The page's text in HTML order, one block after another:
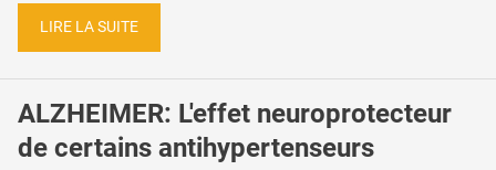
LIRE LA SUITE
ALZHEIMER: L'effet neuroprotecteur
de certains antihypertenseurs